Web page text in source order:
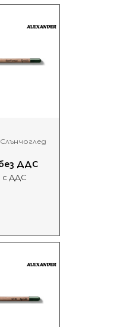
без ДДС
с ДДС